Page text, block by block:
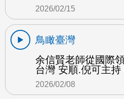
2026/02/15
鳥瞰臺灣
余信賢老師從國際
台灣 安順.倪可主持
2026/02/08